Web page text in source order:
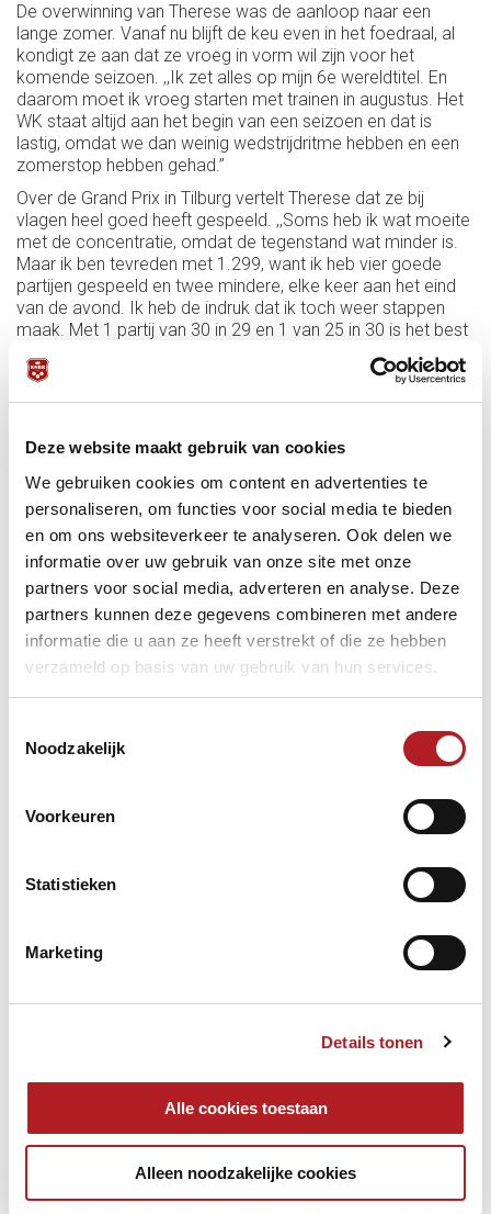
Deze website maakt gebruik van cookies
We gebruiken cookies om content en advertenties te
personaliseren, om functies voor social media te bieden
en om ons websiteverkeer te analyseren. Ook delen we
informatie over uw gebruik van onze site met onze
partners voor social media, adverteren en analyse. Deze
partners kunnen deze gegevens combineren met andere
informatie die u aan ze heeft verstrekt of die ze hebben
verzameld op basis van uw gebruik van hun services.
Noodzakelijk
Voorkeuren
Statistieken
Marketing
Details tonen
Alle cookies toestaan
Alleen noodzakelijke cookies
De overwinning van Therese was de aanloop naar een
lange zomer. Vanaf nu blijft de keu even in het foedraal, al
kondigt ze aan dat ze vroeg in vorm wil zijn voor het
komende seizoen. ,,Ik zet alles op mijn 6e wereldtitel. En
daarom moet ik vroeg starten met trainen in augustus. Het
WK staat altijd aan het begin van een seizoen en dat is
lastig, omdat we dan weinig wedstrijdritme hebben en een
zomerstop hebben gehad.’’
Over de Grand Prix in Tilburg vertelt Therese dat ze bij
vlagen heel goed heeft gespeeld. ,,Soms heb ik wat moeite
met de concentratie, omdat de tegenstand wat minder is.
Maar ik ben tevreden met 1.299, want ik heb vier goede
partijen gespeeld en twee mindere, elke keer aan het eind
van de avond. Ik heb de indruk dat ik toch weer stappen
maak. Met 1 partij van 30 in 29 en 1 van 25 in 30 is het best
veel, die bijna 1.300 gemiddeld. Steeds vaker kan ik het
beste van mijn spel laten zien. Daarom wil ik deze zomer
Therese startte in de knock-outs tegen Monique Wilkowski
(30-14 in 24), versloeg in de halve finale Monique van Exter
met 30-8 in 17 en in de finale dus Daisy Werdekker met 30-
16 in 29.
Daisy Werdekker kwam in de finale door winst tegen Karina
Jetten met 30-28 in 57 en Joke Martijn met 30-19 in 53. Het
was de eerste Grand Prix van dit jaar, later volgt er nog één
op een nog te bepalen locatie. De beste 16 speelsters van
het klassement plaatsen zich voor het NK voor dames.
De eindstand van de Grand Prix in Tilburg (beste 8):
Therese Klompenhouwer 1.299-8
Monique van Exter 0.658-10
Monique Wilkowski 0.534-6